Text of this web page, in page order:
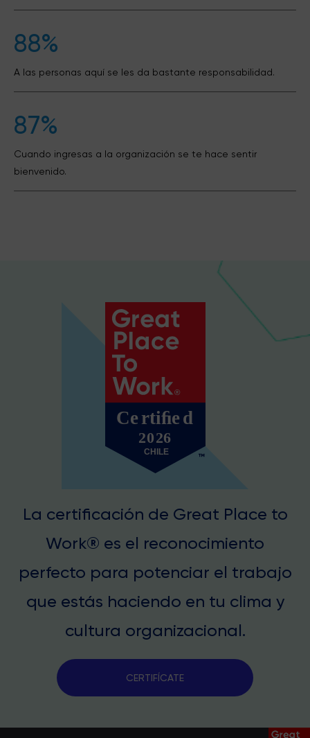
88%
A las personas aquí se les da bastante responsabilidad.
87%
Cuando ingresas a la organización se te hace sentir
bienvenido.
La certificación de Great Place to
Work® es el reconocimiento
perfecto para potenciar el trabajo
que estás haciendo en tu clima y
cultura organizacional.
CERTIFÍCATE